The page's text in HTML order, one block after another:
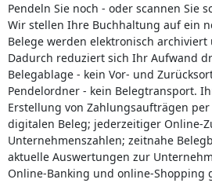
Pendeln Sie noch - oder scannen Sie
Wir stellen Ihre Buchhaltung auf ein
Belege werden elektronisch
Dadurch reduziert sich Ihr Aufwand
Belegablage - kein Vor- und
Pendelordner - kein Belegtransport.
Erstellung von Zahlungsaufträgen
digitalen Beleg; jederzeitiger Online-
Unternehmenszahlen; zeitnahe
aktuelle Auswertungen zur
Online-Banking und online-Shopping